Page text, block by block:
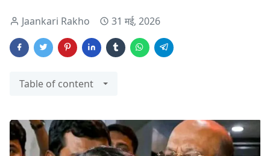
Jaankari Rakho 31 मई, 2026
Table of content